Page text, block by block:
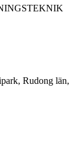
Rudong län,